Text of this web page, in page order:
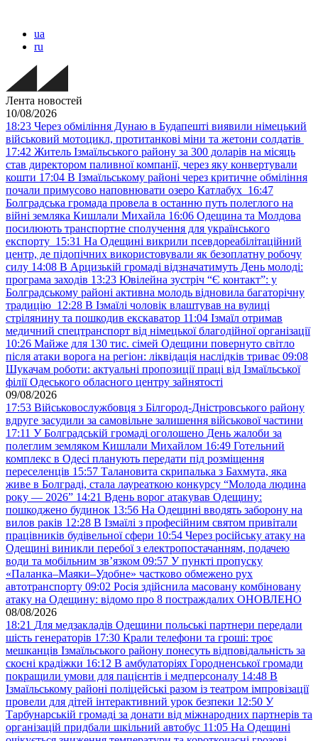
ua
ru
Лента новостей
10/08/2026
18:23 Через обміління Дунаю в Будапешті виявили німецький
військовий мотоцикл, протитанкові міни та жетони солдатів
17:42 Житель Ізмаїльського району за 300 доларів на місяць
став директором паливної компанії, через яку конвертували
кошти 17:04 В Ізмаїльському районі через критичне обміління
почали примусово наповнювати озеро Катлабух 16:47
Болградська громада провела в останню путь полеглого на
війні земляка Кишлали Михайла 16:06 Одещина та Молдова
посилюють транспортне сполучення для українського
експорту 15:31 На Одещині викрили псевдореабілітаційний
центр, де підопічних використовували як безоплатну робочу
силу 14:08 В Арцизькій громаді відзначатимуть День молоді:
програма заходів 13:23 Ювілейна зустріч “Є контакт”: у
Болградському районі активна молодь відновила багаторічну
традицію 12:28 В Ізмаїлі чоловік влаштував на вулиці
стрілянину та пошкодив екскаватор 11:04 Ізмаїл отримав
медичний спецтранспорт від німецької благодійної організації
10:26 Майже для 130 тис. сімей Одещини повернуто світло
після атаки ворога на регіон: ліквідація наслідків триває 09:08
Шукачам роботи: актуальні пропозиції праці від Ізмаїльської
філії Одеського обласного центру зайнятості
09/08/2026
17:53 Військовослужбовця з Білгород-Дністровського району
вдруге засудили за самовільне залишення військової частини
17:11 У Болградській громаді оголошено День жалоби за
полеглим земляком Кишлали Михайлом 16:49 Готельний
комплекс в Одесі планують передати під розміщення
переселенців 15:57 Талановита скрипалька з Бахмута, яка
живе в Болграді, стала лауреаткою конкурсу “Молода людина
року — 2026” 14:21 Вдень ворог атакував Одещину:
пошкоджено будинок 13:56 На Одещині вводять заборону на
вилов раків 12:28 В Ізмаїлі з професійним святом привітали
працівників будівельної сфери 10:54 Через російську атаку на
Одещині виникли перебої з електропостачанням, подачею
води та мобільним звʼязком 09:57 У пункті пропуску
«Паланка–Маяки–Удобне» частково обмежено рух
автотранспорту 09:02 Росія здійснила масовану комбіновану
атаку на Одещину: відомо про 8 постраждалих ОНОВЛЕНО
08/08/2026
18:21 Для медзакладів Одещини польські партнери передали
шість генераторів 17:30 Крали телефони та гроші: троє
мешканців Ізмаїльського району понесуть відповідальність за
скоєні крадіжки 16:12 В амбулаторіях Городненської громади
покращили умови для пацієнтів і медперсоналу 14:48 В
Ізмаїльському районі поліцейські разом із театром імпровізації
провели для дітей інтерактивний урок безпеки 12:50 У
Тарбунарській громаді за донати від міжнародних партнерів та
організацій придбали шкільний автобус 11:05 На Одещині